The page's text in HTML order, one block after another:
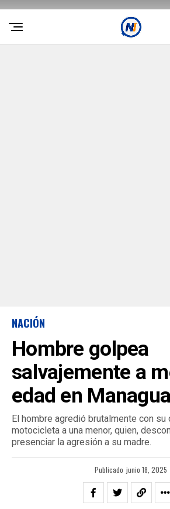
NACIÓN
Hombre golpea
salvajemente a
edad en Managua
El hombre agredió brutalmente con su
motocicleta a una menor, quien,
presenciar la agresión a su madre.
Publicado junio 18, 2025